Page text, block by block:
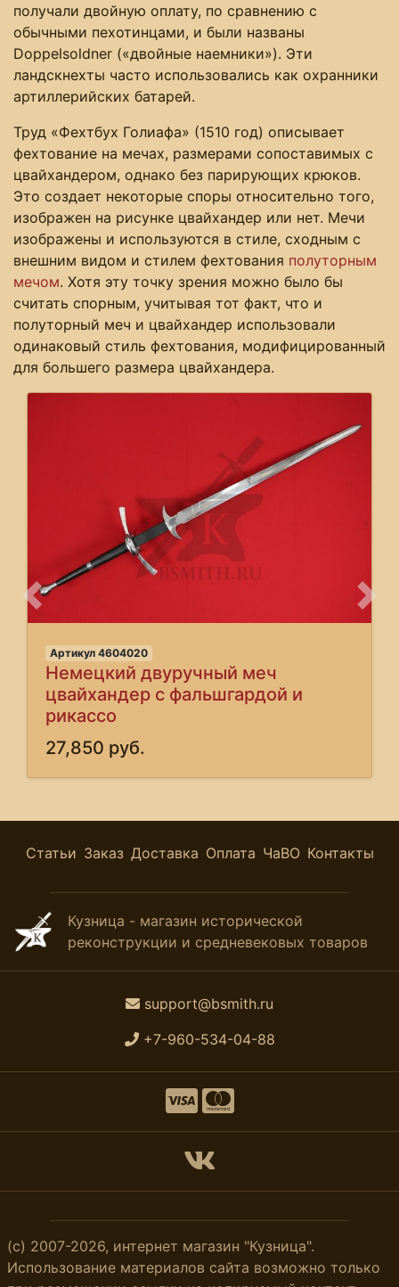
получали двойную оплату, по сравнению с
обычными пехотинцами, и были названы
Doppelsoldner («двойные наемники»). Эти
ландскнехты часто использовались как охранники
артиллерийских батарей.
Труд «Фехтбух Голиафа» (1510 год) описывает
фехтование на мечах, размерами сопоставимых с
цвайхандером, однако без парирующих крюков.
Это создает некоторые споры относительно того,
изображен на рисунке цвайхандер или нет. Мечи
изображены и используются в стиле, сходным с
внешним видом и стилем фехтования полуторным
мечом. Хотя эту точку зрения можно было бы
считать спорным, учитывая тот факт, что и
полуторный меч и цвайхандер использовали
одинаковый стиль фехтования, модифицированный
для большего размера цвайхандера.
Артикул 4604020
Немецкий двуручный меч
цвайхандер с фальшгардой и
рикассо
27,850 руб.
Предыдущее
Статьи Заказ Доставка Оплата ЧаВО Контакты
Кузница - магазин исторической
реконструкции и средневековых товаров
support@bsmith.ru
+7-960-534-04-88
(с) 2007-2026, интернет магазин "Кузница".
Использование материалов сайта возможно только